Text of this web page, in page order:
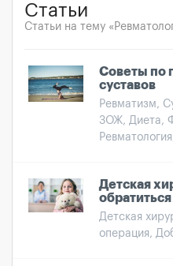
Статьи
Статьи на тему
Советы по
суставов
Ревматизм,
ЗОЖ, Диета,
Детская
Детская
операция,